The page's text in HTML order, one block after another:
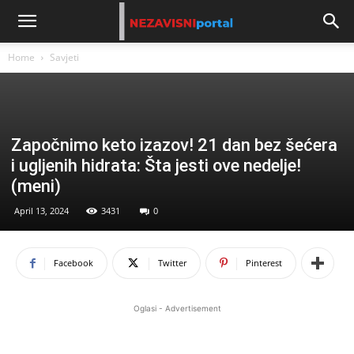
Home Savjeti
Započnimo keto izazov! 21 dan bez šećera
i ugljenih hidrata: Šta jesti ove nedelje!
(meni)
April 13, 2024 3431 0
Facebook Twitter Pinterest
Oglasi - Advertisement